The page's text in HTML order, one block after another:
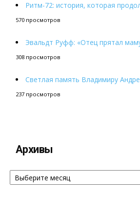
Ритм-72: история, которая
570 просмотров
Эвальдт Руфф: «Отец прятал
308 просмотров
Светлая память Владимиру
237 просмотров
Архивы
Архивы